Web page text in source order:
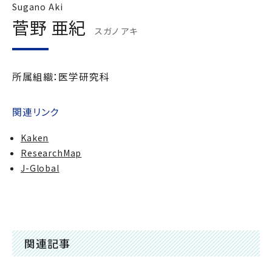
Sugano Aki
菅野 亜紀 スガノ アキ
所属組織：医学研究科
関連リンク
Kaken
ResearchMap
J-Global
関連記事